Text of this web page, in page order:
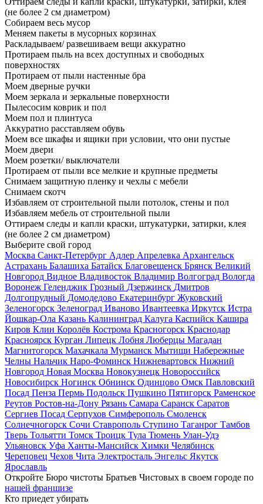
(не более 2 см диаметром)
Собираем весь мусор
Меняем пакеты в мусорных корзинах
Раскладываем/ развешиваем вещи аккуратно
Протираем пыль на всех доступных и свободных
поверхностях
Протираем от пыли настенные бра
Моем дверные ручки
Моем зеркала и зеркальные поверхности
Пылесосим коврик и пол
Моем пол и плинтуса
Аккуратно расставляем обувь
Моем все шкафы и ящики при условии, что они пустые
Моем двери
Моем розетки/ выключатели
Протираем от пыли все мелкие и крупные предметы
Снимаем защитную пленку и чехлы с мебели
Снимаем скотч
Избавляем от строительной пыли потолок, стены и пол
Избавляем мебель от строительной пыли
Оттираем следы и капли краски, штукатурки, затирки, клея
(не более 2 см диаметром)
Выберите свой город
Москва Санкт-Петербург Адлер Апрелевка Архангельск
Астрахань Балашиха Батайск Благовещенск Брянск Великий
Новгород Видное Владивосток Владимир Волгоград Вологда
Воронеж Геленджик Грозный Дзержинск Дмитров
Долгопрудный Домодедово Екатеринбург Жуковский
Зеленогорск Зеленоград Иваново Ивантеевка Иркутск Истра
Йошкар-Ола Казань Калининград Калуга Каспийск Кашира
Киров Клин Королёв Кострома Красногорск Краснодар
Красноярск Курган Липецк Лобня Люберцы Магадан
Магнитогорск Махачкала Мурманск Мытищи Набережные
Челны Нальчик Наро-Фоминск Нижневартовск Нижний
Новгород Новая Москва Новокузнецк Новороссийск
Новосибирск Ногинск Обнинск Одинцово Омск Павловский
Посад Пенза Пермь Подольск Пушкино Пятигорск Раменское
Реутов Ростов-на-Дону Рязань Самара Саранск Саратов
Сергиев Посад Серпухов Симферополь Смоленск
Солнечногорск Сочи Ставрополь Ступино Таганрог Тамбов
Тверь Тольятти Томск Троицк Тула Тюмень Улан-Удэ
Ульяновск Уфа Ханты-Мансийск Химки Челябинск
Череповец Чехов Чита Электросталь Энгельс Якутск
Ярославль
Откройте Бюро чистоты Братьев Чистовых в своем городе по
нашей франшизе
Кто приедет убирать